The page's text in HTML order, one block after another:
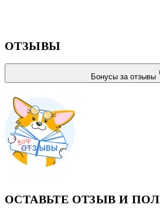
ОТЗЫВЫ
Бонусы за отзывы
ОСТАВЬТЕ ОТЗЫВ И